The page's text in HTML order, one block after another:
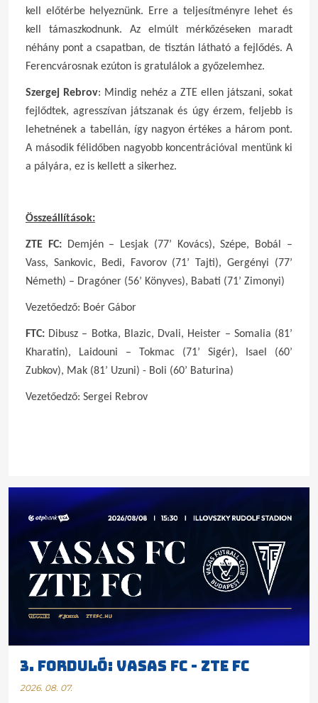
kell előtérbe helyeznünk. Erre a teljesítményre lehet és
kell támaszkodnunk. Az elmúlt mérkőzéseken maradt
néhány pont a csapatban, de tisztán látható a fejlődés. A
Ferencvárosnak ezúton is gratulálok a győzelemhez.
Szergej Rebrov: Mindig nehéz a ZTE ellen játszani, sokat
fejlődtek, agresszívan játszanak és úgy érzem, feljebb is
lehetnének a tabellán, így nagyon értékes a három pont.
A második félidőben nagyobb koncentrációval mentünk ki
a pályára, ez is kellett a sikerhez.
Összeállítások:
ZTE FC:Demjén – Lesjak (77’ Kovács), Szépe, Bobál –
Vass, Sankovic, Bedi, Favorov (71’ Tajti), Gergényi (77’
Németh) – Dragóner (56’ Könyves), Babati (71’ Zimonyi)
Vezetőedző: Boér Gábor
FTC: Dibusz – Botka, Blazic, Dvali, Heister – Somalia (81’
Kharatin), Laidouni – Tokmac (71’ Sigér), Isael (60’
Zubkov), Mak (81’ Uzuni) - Boli (60’ Baturina)
Vezetőedző: Sergei Rebrov
3. FORDULÓ: VASAS FC - ZTE FC
2026. 08. 07.